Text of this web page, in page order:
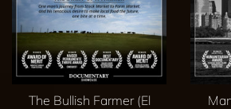
The Bullish Farmer (El